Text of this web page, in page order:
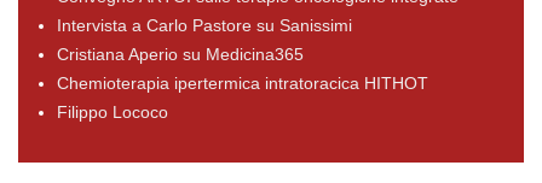
Intervista a Carlo Pastore su Sanissimi
Cristiana Aperio su Medicina365
Chemioterapia ipertermica intratoracica HITHOT
Filippo Lococo